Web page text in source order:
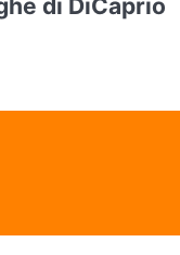
di DiCaprio